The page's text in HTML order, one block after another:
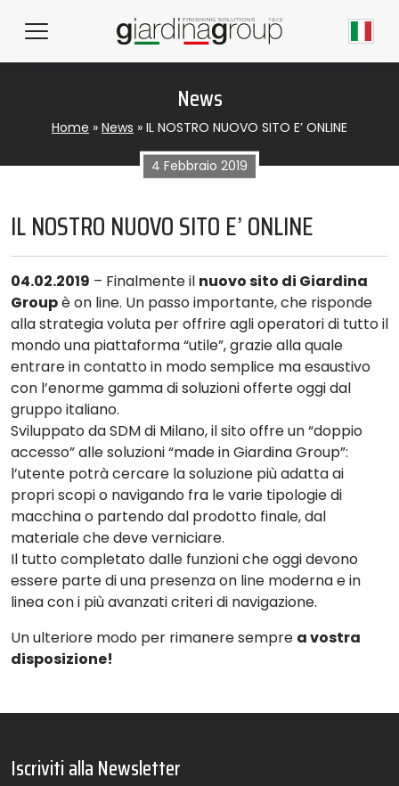
News
Home » News » IL NOSTRO NUOVO SITO E’ ONLINE
4 Febbraio 2019
IL NOSTRO NUOVO SITO E’ ONLINE
04.02.2019 – Finalmente il nuovo sito di Giardina
Groupè on line. Un passo importante, che risponde
alla strategia voluta per offrire agli operatori di tutto il
mondo una piattaforma “utile”, grazie alla quale
entrare in contatto in modo semplice ma esaustivo
con l’enorme gamma di soluzioni offerte oggi dal
gruppo italiano.
Sviluppato da SDM di Milano, il sito offre un “doppio
accesso” alle soluzioni “made in Giardina Group”:
l’utente potrà cercare la soluzione più adatta ai
propri scopi o navigando fra le varie tipologie di
macchina o partendo dal prodotto finale, dal
materiale che deve verniciare.
Il tutto completato dalle funzioni che oggi devono
essere parte di una presenza on line moderna e in
linea con i più avanzati criteri di navigazione.
Un ulteriore modo per rimanere sempre a vostra
disposizione!
Iscriviti alla Newsletter